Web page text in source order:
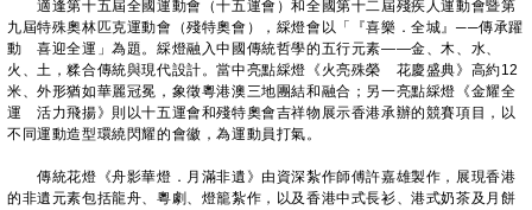
適逢第十五屆全國運動會（十五運會）和全國第十二屆殘疾人運動會暨第
九屆特殊奧林匹克運動會（殘特奧會），綵燈會以「『喜樂．全城』──傳承躍
動 喜迎全運」為題。綵燈融入中國傳統哲學的五行元素——金、木、水、
火、土，糅合傳統與現代設計。當中亮點綵燈《火亮殊榮 花慶盛典》高約12
米、外形猶如華麗冠冕，象徵粵港澳三地團結和融合；另一亮點綵燈《金耀全
運 活力飛揚》則以十五運會和殘特奧會吉祥物展示香港承辦的競賽項目，以
不同運動造型環繞閃耀的會徽，為運動員打氣。
傳統花燈《舟影華燈．月滿非遺》由資深紮作師傅許嘉雄製作，展現香港
的非遺元素包括龍舟、粵劇、燈籠紮作，以及香港中式長衫、港式奶茶及月餅